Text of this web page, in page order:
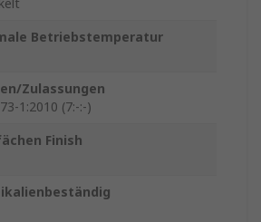
Betriebstemperatur
Zulassungen
1:2010 (7:-:-)
Finish